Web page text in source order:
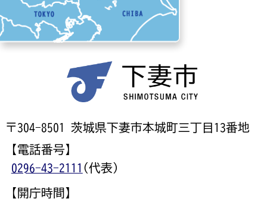
〒304-8501 茨城県下妻市本城町三丁目13番地
【電話番号】
0296-43-2111 (代表)
【開庁時間】